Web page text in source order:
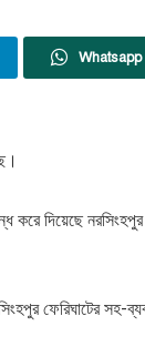
Whatsapp
করে দিয়েছে
ফেরিঘাটের